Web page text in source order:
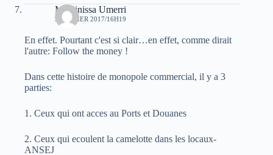
Massinissa Umerri
5 JANVIER 2017/16H19
En effet. Pourtant c'est si clair…en effet, comme dirait
l'autre: Follow the money !
Dans cette histoire de monopole commercial, il y a 3
parties:
1. Ceux qui ont acces au Ports et Douanes
2. Ceux qui ecoulent la camelotte dans les locaux-
ANSEJ